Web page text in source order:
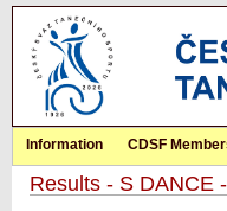
Information CDSF
Results - S DANCE